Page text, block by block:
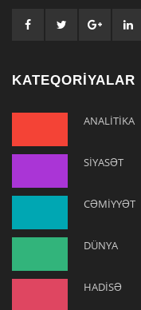
KATEQORİYALAR
ANALİTİKA
SİYASƏT
CƏMİYYƏT
DÜNYA
HADİSƏ